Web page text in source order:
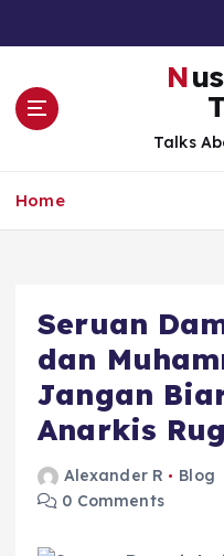
Nusantara
Talks
Home
Seruan
dan
Jangan
Anarkis
Alexander R Blog
0 Comments